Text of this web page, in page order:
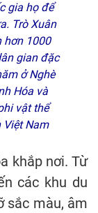
gia họ để
Trò Xuân
hơn 1000
gian đặc
ở Nghè
Hóa và
vật thể
Nam
khắp nơi. Từ
các khu du
sắc màu, âm